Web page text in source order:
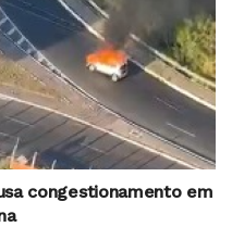
congestionamento em